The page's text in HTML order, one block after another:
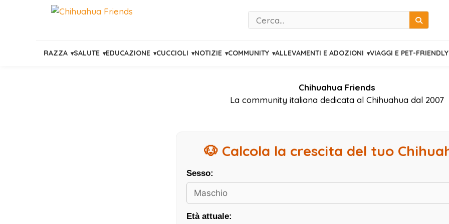
Cerca
RAZZA SALUTE EDUCAZIONE CUCCIOLI NOTIZIE COMMUNITY ALLEVAMENTI E ADOZIONI VIAGGI E PET-FRIENDLY
Chihuahua Friends
La community italiana dedicata al Chihuahua dal 2007
🐶 Calcola la crescita del tuo
Sesso:
Età attuale: